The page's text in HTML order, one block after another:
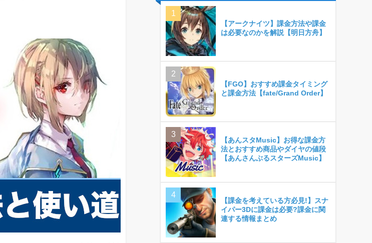
【アークナイツ】課金方法や課金
は必要なのかを解説【明日方舟】
【FGO】おすすめ課金タイミング
と課金方法【fate/Grand Order】
【あんスタMusic】お得な課金方
法とおすすめ商品やダイヤの値段
【あんさんぶるスターズMusic】
【課金を考えている方必見!】スナ
イパー3Dに課金は必要?課金に関
連する情報まとめ